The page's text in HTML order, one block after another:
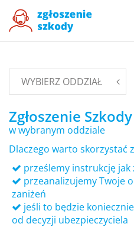
WYBIERZ ODDZIAŁ
Zgłoszenie Szkody
w wybranym oddziale
Dlaczego warto skorzystać
prześlemy instrukcję jak
przeanalizujemy Twoje
zaniżeń
jeśli to będzie
od decyzji ubezpieczyciela